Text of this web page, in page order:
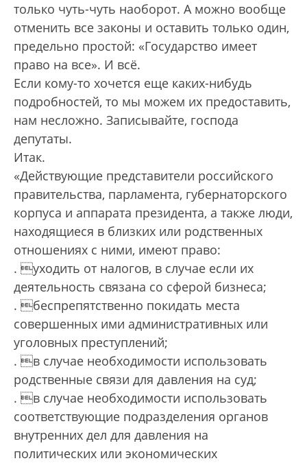
только чуть-чуть наоборот. А можно вообще
отменить все законы и оставить только один,
предельно простой: «Государство имеет
право на все». И всё.
Если кому-то хочется еще каких-нибудь
подробностей, то мы можем их предоставить,
нам несложно. Записывайте, господа
депутаты.
Итак.
«Действующие представители российского
правительства, парламента, губернаторского
корпуса и аппарата пре­зидента, а также люди,
находящиеся в близких или родственных
отношениях с ними, имеют право:
. уходить от налогов, в случае если их
деятельность связана со сферой бизнеса;
. беспрепятственно покидать места
совершенных ими административных или
уголовных преступлений;
. в случае необходимости использовать
родст­венные связи для давления на суд;
. в случае необходимости использовать
соответствующие подразделения органов
внутренних дел для давления на
политических или экономических